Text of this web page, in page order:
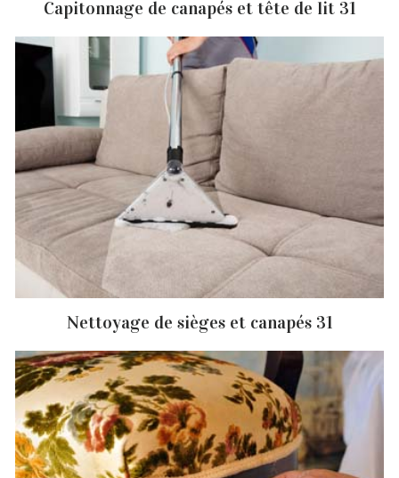
Capitonnage de canapés et tête de lit 31
Nettoyage de sièges et canapés 31